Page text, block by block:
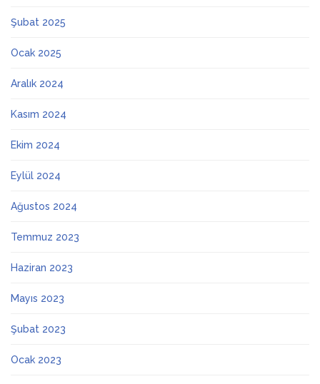
Şubat 2025
Ocak 2025
Aralık 2024
Kasım 2024
Ekim 2024
Eylül 2024
Ağustos 2024
Temmuz 2023
Haziran 2023
Mayıs 2023
Şubat 2023
Ocak 2023